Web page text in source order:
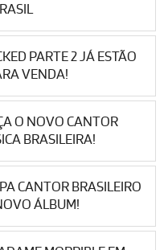
PARTE 2 JÁ ESTÃO
VENDA!
O NOVO CANTOR
BRASILEIRA!
CANTOR BRASILEIRO
ÁLBUM!